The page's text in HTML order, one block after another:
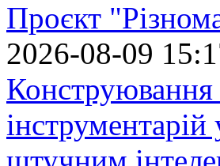
Проєкт
2026-08-09
Конструювання